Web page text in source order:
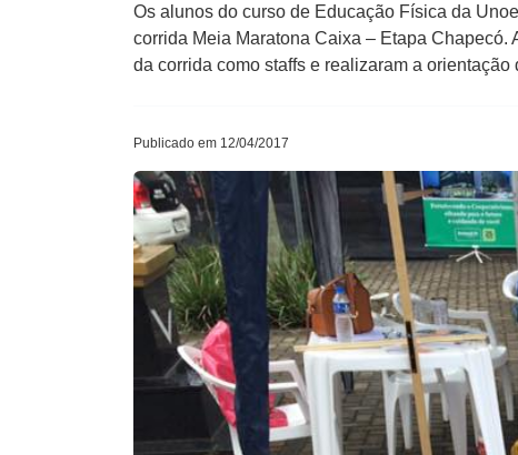
Os alunos do curso de Educação Física da
corrida Meia Maratona Caixa – Etapa
da corrida como staffs e realizaram a
Publicado em 12/04/2017